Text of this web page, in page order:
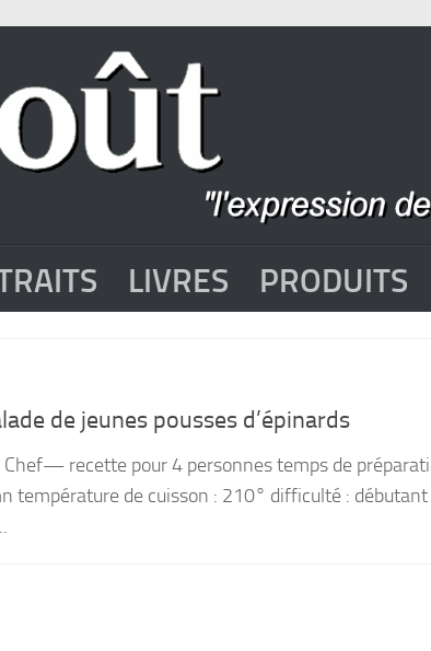
LIVRES PRODUITS
de jeunes pousses d’épinards
Chef— recette pour 4 personnes temps de
température de cuisson : 210° difficulté : débutant